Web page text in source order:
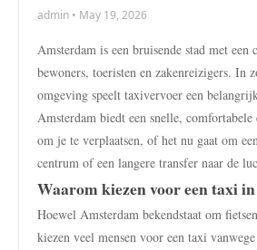
admin • May 19, 2026
Amsterdam is een bruisende stad met een
bewoners, toeristen en zakenreizigers. In
omgeving speelt taxivervoer een
Amsterdam biedt een snelle,
om je te verplaatsen, of het nu gaat om
centrum of een langere transfer naar de
Waarom kiezen voor een taxi
Hoewel Amsterdam bekendstaat om
kiezen veel mensen voor een taxi